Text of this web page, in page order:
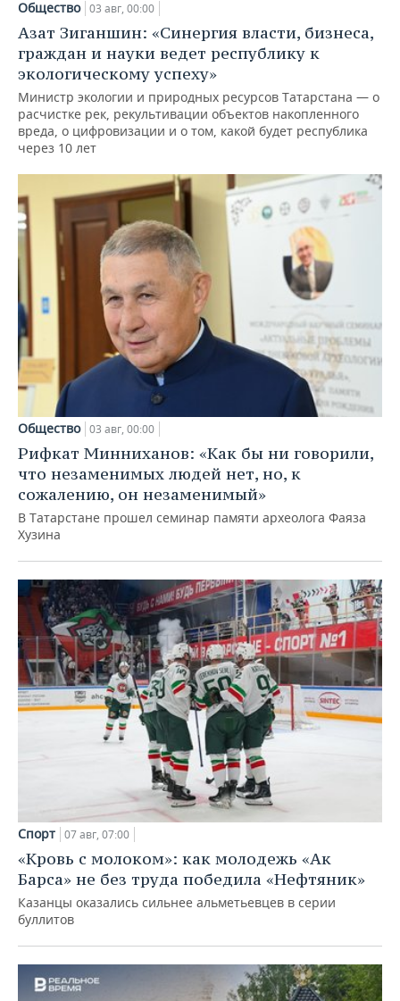
Общество 03 авг, 00:00
Азат Зиганшин: «Синергия власти, бизнеса,
граждан и науки ведет республику к
экологическому успеху»
Министр экологии и природных ресурсов Татарстана — о
расчистке рек, рекультивации объектов накопленного
вреда, о цифровизации и о том, какой будет республика
через 10 лет
Общество 03 авг, 00:00
Рифкат Минниханов: «Как бы ни говорили,
что незаменимых людей нет, но, к
сожалению, он незаменимый»
В Татарстане прошел семинар памяти археолога Фаяза
Хузина
Спорт 07 авг, 07:00
«Кровь с молоком»: как молодежь «Ак
Барса» не без труда победила «Нефтяник»
Казанцы оказались сильнее альметьевцев в серии
буллитов